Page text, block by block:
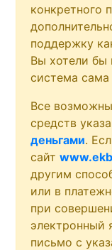
конкретного
поддержку
Вы хотели бы
система сама
Все
средств
деньгами.
сайт
другим
или в
при
электронный
письмо с